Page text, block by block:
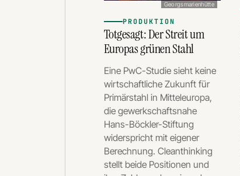
Georgsmarienhütte
PRODUKTION
Totgesagt: Der Streit um
Europas grünen Stahl
Eine PwC-Studie sieht keine
wirtschaftliche Zukunft für
Primärstahl in Mitteleuropa,
die gewerkschaftsnahe
Hans-Böckler-Stiftung
widerspricht mit eigener
Berechnung. Cleanthinking
stellt beide Positionen und